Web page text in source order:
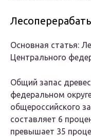
Основная статья:
Центрального
Общий запас
федеральном
общероссийского
составляет 6
превышает 35